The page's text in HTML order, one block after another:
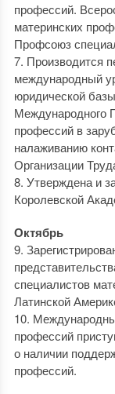
профессий.
материнских
Профсоюз
7. Производится
международный
юридической
Международного
профессий в
налаживанию
Организации
8. Утверждена и
Королевской
Октябрь
9.
специалистов
Латинской
10.
профессий
о наличии
профессий.